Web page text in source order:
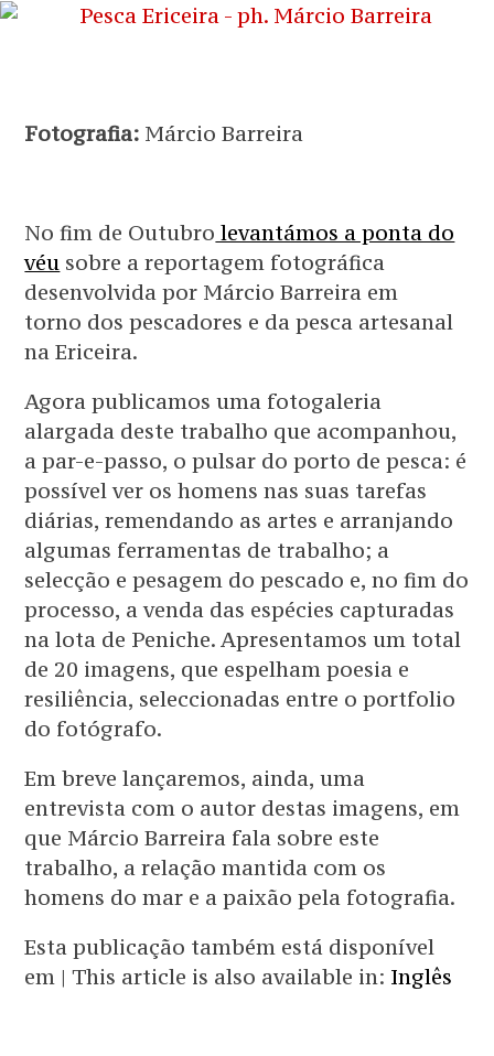
Fotografia: Márcio Barreira
No fim de Outubro levantámos a ponta do
véu sobre a reportagem fotográfica
desenvolvida por Márcio Barreira em
torno dos pescadores e da pesca artesanal
na Ericeira.
Agora publicamos uma fotogaleria
alargada deste trabalho que acompanhou,
a par-e-passo, o pulsar do porto de pesca: é
possível ver os homens nas suas tarefas
diárias, remendando as artes e arranjando
algumas ferramentas de trabalho; a
selecção e pesagem do pescado e, no fim do
processo, a venda das espécies capturadas
na lota de Peniche. Apresentamos um total
de 20 imagens, que espelham poesia e
resiliência, seleccionadas entre o portfolio
do fotógrafo.
Em breve lançaremos, ainda, uma
entrevista com o autor destas imagens, em
que Márcio Barreira fala sobre este
trabalho, a relação mantida com os
homens do mar e a paixão pela fotografia.
Esta publicação também está disponível
em | This article is also available in: Inglês